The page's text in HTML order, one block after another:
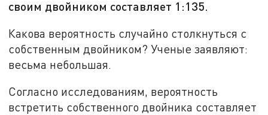
своим двойником составляет 1:135.
Какова вероятность случайно столкнуться с
собственным двойником? Ученые заявляют:
весьма небольшая.
Согласно исследованиям, вероятность
встретить собственного двойника составляет